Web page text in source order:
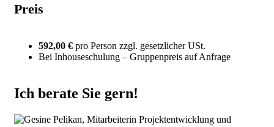
Preis
592,00 € pro Person zzgl. gesetzlicher USt.
Bei Inhouseschulung – Gruppenpreis auf Anfrage
Ich berate Sie gern!